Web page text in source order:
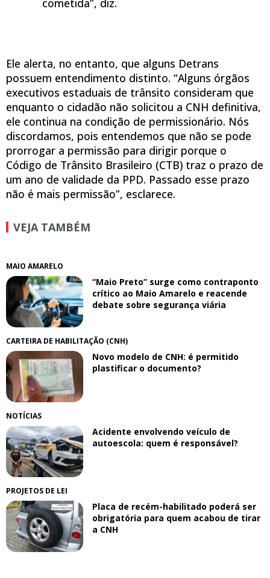
Ele alerta, no entanto, que alguns Detrans
possuem entendimento distinto. “Alguns órgãos
executivos estaduais de trânsito consideram que
enquanto o cidadão não solicitou a CNH definitiva,
ele continua na condição de permissionário. Nós
discordamos, pois entendemos que não se pode
prorrogar a permissão para dirigir porque o
Código de Trânsito Brasileiro (CTB) traz o prazo de
um ano de validade da PPD. Passado esse prazo
não é mais permissão”, esclarece.
VEJA TAMBÉM
MAIO AMARELO
“Maio Preto” surge como contraponto
crítico ao Maio Amarelo e reacende
debate sobre segurança viária
CARTEIRA DE HABILITAÇÃO (CNH)
Novo modelo de CNH: é permitido
plastificar o documento?
NOTÍCIAS
Acidente envolvendo veículo de
autoescola: quem é responsável?
PROJETOS DE LEI
Placa de recém-habilitado poderá ser
obrigatória para quem acabou de tirar
a CNH